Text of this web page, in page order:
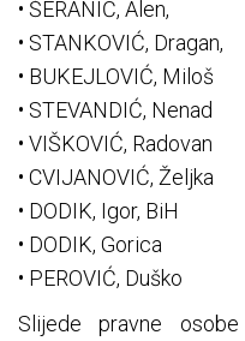
• ŠERANIĆ, Alen,
• STANKOVIĆ, Dragan,
• BUKEJLOVIĆ, Miloš
• STEVANDIĆ, Nenad
• VIŠKOVIĆ, Radovan
• CVIJANOVIĆ, Željka
• DODIK, Igor, BiH
• DODIK, Gorica
• PEROVIĆ, Duško
Slijede pravne